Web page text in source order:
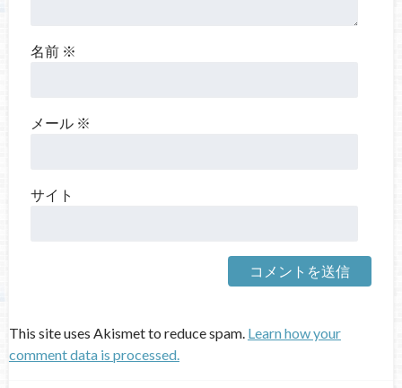
名前 ※
メール ※
サイト
This site uses Akismet to reduce spam. Learn how your
comment data is processed.